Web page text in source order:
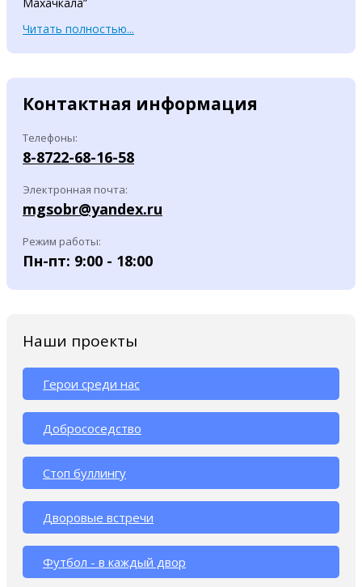
Читать полностью...
Контактная информация
Телефоны:
8-8722-68-16-58
Электронная почта:
mgsobr@yandex.ru
Режим работы:
Пн-пт: 9:00 - 18:00
Наши проекты
Герои среди нас
Добрососедство
Стоп буллингу
Дворовые встречи
Футбол - в каждый двор